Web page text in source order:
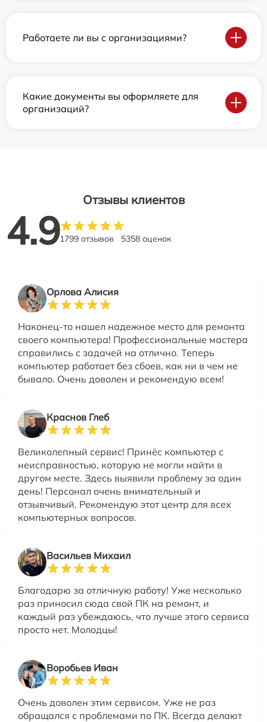
Работаете ли вы с организациями?
Какие документы вы оформляете для
организаций?
Отзывы клиентов
4.91799 отзывов 5358 оценок
Орлова Алисия
Наконец-то нашел надежное место для ремонта
своего компьютера! Профессиональные мастера
справились с задачей на отлично. Теперь
компьютер работает без сбоев, как ни в чем не
бывало. Очень доволен и рекомендую всем!
Краснов Глеб
Великолепный сервис! Принёс компьютер с
неисправностью, которую не могли найти в
другом месте. Здесь выявили проблему за один
день! Персонал очень внимательный и
отзывчивый. Рекомендую этот центр для всех
компьютерных вопросов.
Васильев Михаил
Благодарю за отличную работу! Уже несколько
раз приносил сюда свой ПК на ремонт, и
каждый раз убеждаюсь, что лучше этого сервиса
просто нет. Молодцы!
Воробьев Иван
Очень доволен этим сервисом. Уже не раз
обращался с проблемами по ПК. Всегда делают